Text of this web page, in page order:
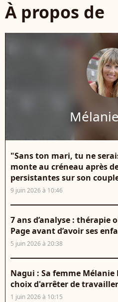
À propos de
"Sans ton mari, tu ne
monte au créneau après
persistantes sur son
9 juin 2026 à 10:46
7 ans d’analyse :
Page avant d’avoir ses
5 juin 2026 à 20:38
Nagui : Sa femme Mélanie
choix d'arrêter de
1 juin 2026 à 10:15